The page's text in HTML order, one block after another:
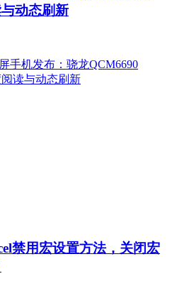
动态刷新
禁用宏设置方法，关闭宏